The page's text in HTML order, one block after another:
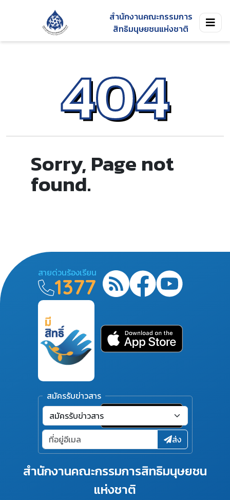
สำนักงานคณะกรรมการ
สิทธิมนุษยชนแห่งชาติ
404
Sorry, Page not
found.
สำนักงานคณะกรรมการสิทธิมนุษยชน
แห่งชาติ
สายด่วนร้องเรียน
1377
สมัครรับข่าวสาร
ส่ง